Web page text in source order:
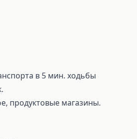
в 5 мин. ходьбы
продуктовые магазины.